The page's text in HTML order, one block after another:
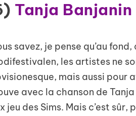
Tanja
savez, je pense qu’au
les artistes ne
mais aussi pour
avec la chanson de
jeu des Sims. Mais c’est sûr,